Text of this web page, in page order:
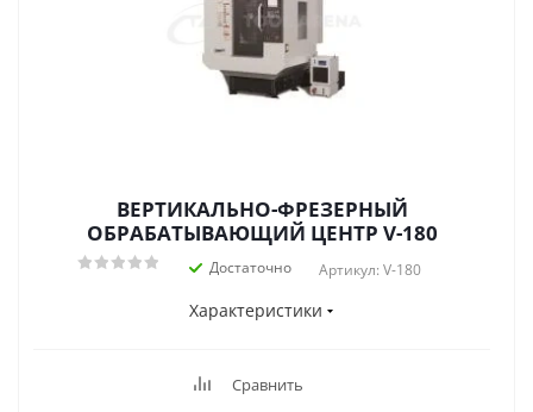
ВЕРТИКАЛЬНО-ФРЕЗЕРНЫЙ
ОБРАБАТЫВАЮЩИЙ ЦЕНТР V-180
Достаточно Артикул: V-180
Характеристики
Сравнить